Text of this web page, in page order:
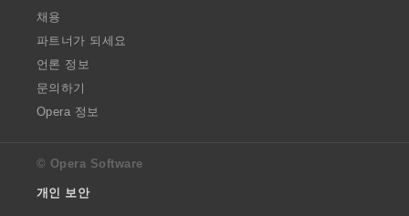
채용
파트너가 되세요
언론 정보
문의하기
Opera 정보
© Opera Software
개인 보안